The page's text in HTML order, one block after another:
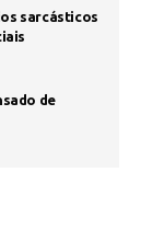
sarcásticos
de